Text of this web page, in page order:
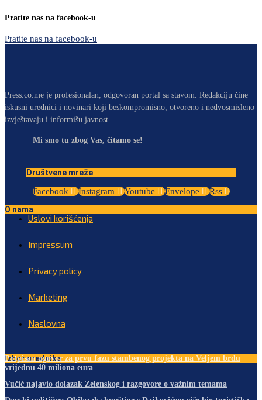
Pratite nas na facebook-u
Pratite nas na facebook-u
Press.co.me je profesionalan, odgovoran portal sa stavom. Redakciju čine
iskusni urednici i novinari koji beskompromisno, otvoreno i nedvosmisleno
izvještavaju i informišu javnost.
Mi smo tu zbog Vas, čitamo se!
Društvene mreže
Facebook
Instagram Youtube Envelope
Rss
O nama
Uslovi korišćenja
Impressum
Privacy policy
Marketing
Naslovna
Izbor urednika
Potpisan ugovor za prvu fazu stambenog projekta na Veljem brdu
vrijednu 40 miliona eura
Vučić najavio dolazak Zelenskog i razgovore o važnim temama